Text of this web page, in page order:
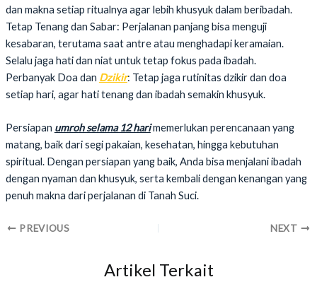
dan makna setiap ritualnya agar lebih khusyuk dalam beribadah.
Tetap Tenang dan Sabar: Perjalanan panjang bisa menguji
kesabaran, terutama saat antre atau menghadapi keramaian.
Selalu jaga hati dan niat untuk tetap fokus pada ibadah.
Perbanyak Doa dan Dzikir: Tetap jaga rutinitas dzikir dan doa
setiap hari, agar hati tenang dan ibadah semakin khusyuk.
Persiapan umroh selama 12 harimemerlukan perencanaan yang
matang, baik dari segi pakaian, kesehatan, hingga kebutuhan
spiritual. Dengan persiapan yang baik, Anda bisa menjalani ibadah
dengan nyaman dan khusyuk, serta kembali dengan kenangan yang
penuh makna dari perjalanan di Tanah Suci.
PREVIOUS NEXT
Artikel Terkait